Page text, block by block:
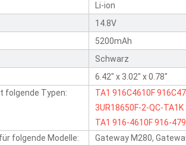
Li-ion
14.8V
5200mAh
Schwarz
6.42" x 3.02" x 0.78"
folgende Typen:
TA1 916C4610F
3UR18650F-2-QC-TA1K
TA1 916-4610F 916-
folgende Modelle:
Gateway M280,